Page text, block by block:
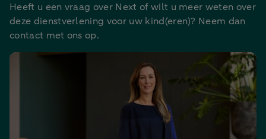
Heeft u een vraag over Next of wilt u meer weten over
deze dienstverlening voor uw kind(eren)? Neem dan
contact met ons op.